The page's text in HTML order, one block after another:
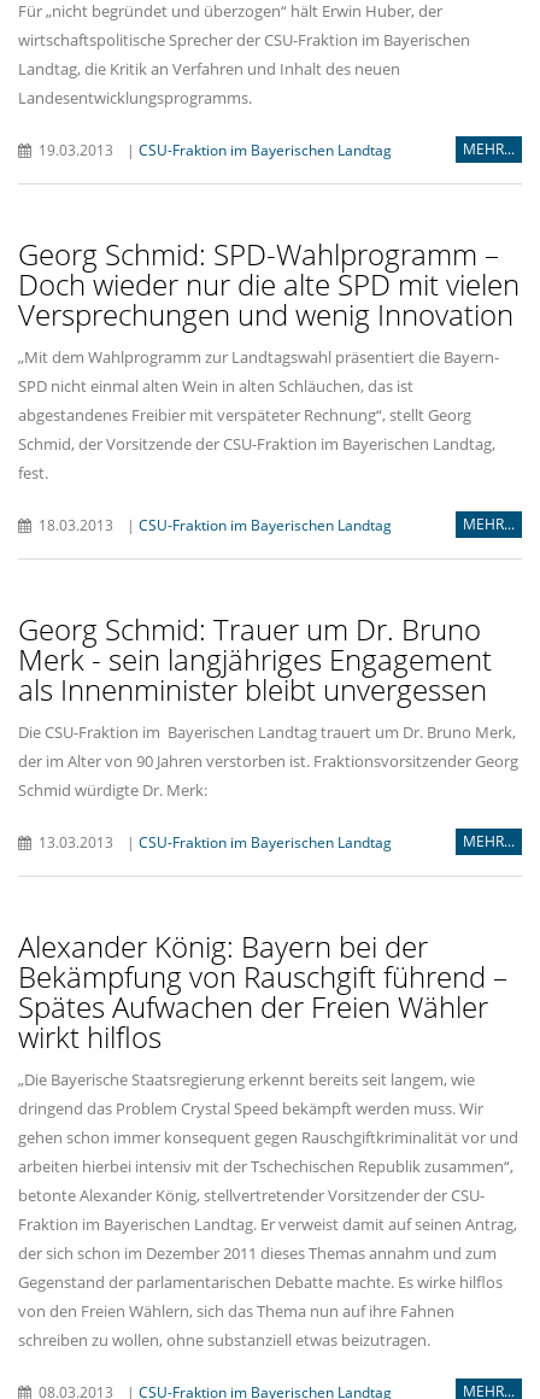
Für „nicht begründet und überzogen“ hält Erwin Huber, der
wirtschaftspolitische Sprecher der CSU-Fraktion im Bayerischen
Landtag, die Kritik an Verfahren und Inhalt des neuen
Landesentwicklungsprogramms.
19.03.2013 | CSU-Fraktion im Bayerischen Landtag MEHR...
Georg Schmid: SPD-Wahlprogramm –
Doch wieder nur die alte SPD mit vielen
Versprechungen und wenig Innovation
Mit dem Wahlprogramm zur Landtagswahl präsentiert die Bayern-
SPD nicht einmal alten Wein in alten Schläuchen, das ist
abgestandenes Freibier mit verspäteter Rechnung“, stellt Georg
Schmid, der Vorsitzende der CSU-Fraktion im Bayerischen Landtag,
fest.
18.03.2013 | CSU-Fraktion im Bayerischen Landtag MEHR...
Georg Schmid: Trauer um Dr. Bruno
Merk - sein langjähriges Engagement
als Innenminister bleibt unvergessen
Die CSU-Fraktion im Bayerischen Landtag trauert um Dr. Bruno Merk,
der im Alter von 90 Jahren verstorben ist. Fraktionsvorsitzender Georg
Schmid würdigte Dr. Merk:
13.03.2013 | CSU-Fraktion im Bayerischen Landtag MEHR...
Alexander König: Bayern bei der
Bekämpfung von Rauschgift führend –
Spätes Aufwachen der Freien Wähler
wirkt hilflos
Die Bayerische Staatsregierung erkennt bereits seit langem, wie
dringend das Problem Crystal Speed bekämpft werden muss. Wir
gehen schon immer konsequent gegen Rauschgiftkriminalität vor und
arbeiten hierbei intensiv mit der Tschechischen Republik zusammen“,
betonte Alexander König, stellvertretender Vorsitzender der CSU-
Fraktion im Bayerischen Landtag. Er verweist damit auf seinen Antrag,
der sich schon im Dezember 2011 dieses Themas annahm und zum
Gegenstand der parlamentarischen Debatte machte. Es wirke hilflos
von den Freien Wählern, sich das Thema nun auf ihre Fahnen
schreiben zu wollen, ohne substanziell etwas beizutragen.
08.03.2013 | CSU-Fraktion im Bayerischen Landtag MEHR...